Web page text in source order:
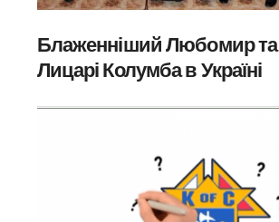
Блаженніший Любомир та
Лицарі Колумба в Україні